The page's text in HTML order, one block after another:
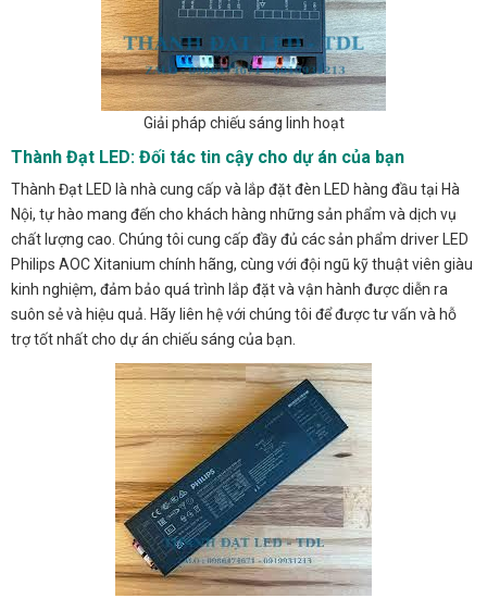
Giải pháp chiếu sáng linh hoạt
Thành Đạt LED: Đối tác tin cậy cho dự án của bạn
Thành Đạt LED là nhà cung cấp và lắp đặt đèn LED hàng đầu tại Hà
Nội, tự hào mang đến cho khách hàng những sản phẩm và dịch vụ
chất lượng cao. Chúng tôi cung cấp đầy đủ các sản phẩm driver LED
Philips AOC Xitanium chính hãng, cùng với đội ngũ kỹ thuật viên giàu
kinh nghiệm, đảm bảo quá trình lắp đặt và vận hành được diễn ra
suôn sẻ và hiệu quả. Hãy liên hệ với chúng tôi để được tư vấn và hỗ
trợ tốt nhất cho dự án chiếu sáng của bạn.